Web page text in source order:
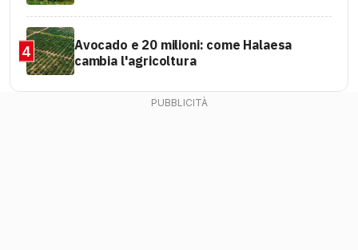
4
Avocado e 20 milioni: come Halaesa
cambia l'agricoltura